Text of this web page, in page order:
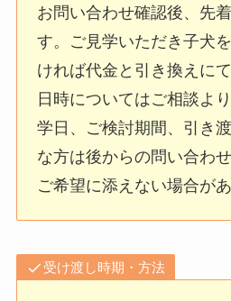
お問い合わせ確認後、先
す。ご見学いただき子犬
ければ代金と引き換えに
日時についてはご相談よ
学日、ご検討期間、引き
な方は後からの問い合わ
ご希望に添えない場合があ
受け渡し時期・方法